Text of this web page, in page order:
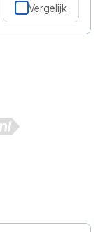
Vergelijk